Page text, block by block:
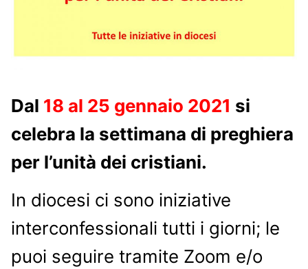
Dal 18 al 25 gennaio 2021 si
celebra la settimana di preghiera
per l’unità dei cristiani.
In diocesi ci sono iniziative
interconfessionali tutti i giorni; le
puoi seguire tramite Zoom e/o